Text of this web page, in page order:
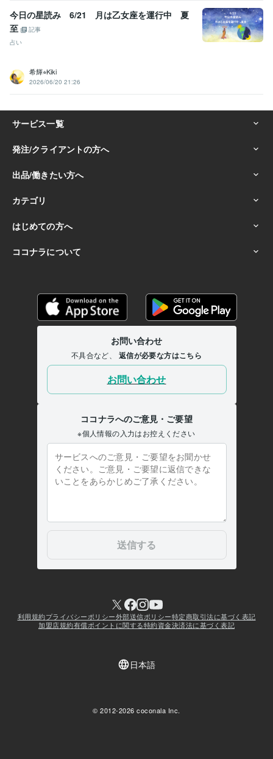
今日の星読み 6/21 月は乙女座を運行中 夏
至
記事
占い
希輝⭐︎Kiki
2026/06/20 21:26